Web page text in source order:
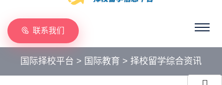
联系我们
国际择校平台 > 国际教育 > 择校留学综合资讯